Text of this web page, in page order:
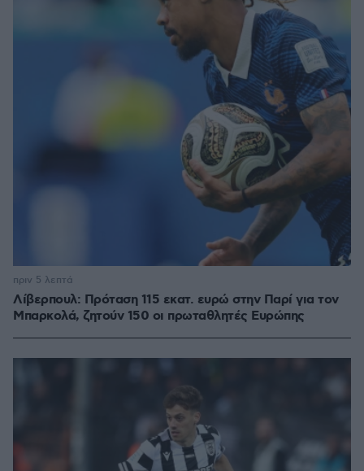
Λίβερπουλ: Πρόταση 115 εκατ. ευρώ στην Παρί για τον
Μπαρκολά, ζητούν 150 οι πρωταθλητές Ευρώπης
πριν 5 λεπτά